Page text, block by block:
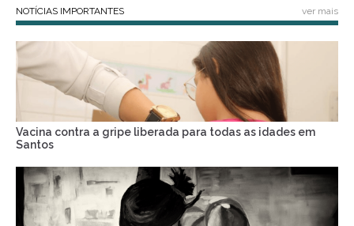
NOTÍCIAS IMPORTANTES ver mais
Vacina contra a gripe liberada para todas as idades em
Santos